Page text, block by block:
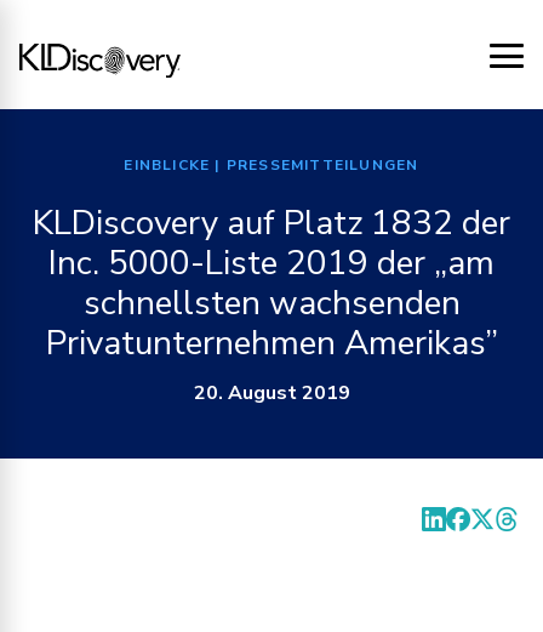
EINBLICKE | PRESSEMITTEILUNGEN
KLDiscovery auf Platz 1832 der
Inc. 5000-Liste 2019 der „am
schnellsten wachsenden
Privatunternehmen Amerikas”
20. August 2019